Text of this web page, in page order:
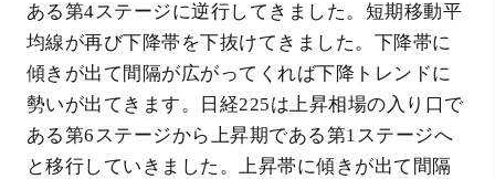
ある第4ステージに逆行してきました。短期移動平
均線が再び下降帯を下抜けてきました。下降帯に
傾きが出て間隔が広がってくれば下降トレンドに
勢いが出てきます。日経225は上昇相場の入り口で
ある第6ステージから上昇期である第1ステージへ
と移行していきました。上昇帯に傾きが出て間隔